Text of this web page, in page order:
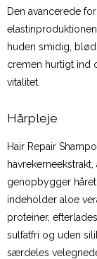
Den avancerede
huden smidig,
cremen hurtigt ind
vitalitet.
Hårpleje
Hair Repair
genopbygger
indeholder aloe
proteiner,
sulfatfri og uden
særdeles